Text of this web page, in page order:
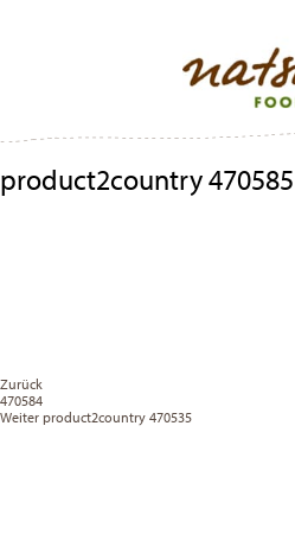
product2country 470585
Zurück
470584
Vor
Weiter product2country 470535